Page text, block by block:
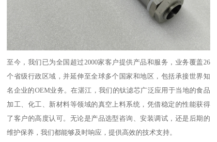
至今，我们已为全国超过2000家客户提供产品和服务，业务覆盖26
个省级行政区域，并延伸至全球多个国家和地区，包括承接世界知
名企业的OEM业务。在湛江，我们的钛滤芯广泛应用于当地的食品
加工、化工、新材料等领域的真空上料系统，凭借稳定的性能获得
了客户的高度认可。无论是产品选型咨询、安装调试，还是后期的
维护保养，我们都能够及时响应，提供高效的技术支持。